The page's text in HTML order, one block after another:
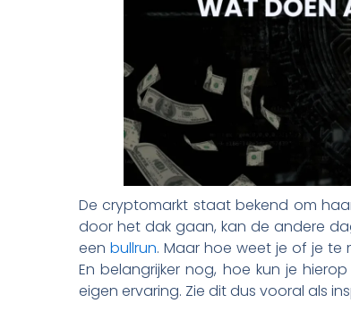
De cryptomarkt staat bekend om
door het dak gaan, kan de andere
eenbullrun. Maar hoe weet je of je te
En belangrijker nog, hoe kun je
eigen ervaring. Zie dit dus vooral als